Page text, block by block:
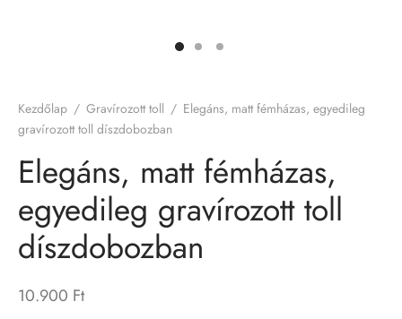
Kezdőlap / Gravírozott toll / Elegáns, matt fémházas, egyedileg
gravírozott toll díszdobozban
Elegáns, matt fémházas,
egyedileg gravírozott toll
díszdobozban
10.900 Ft
kutyabiléták
poharak
termékeink
karácsonyi gömbdíszek